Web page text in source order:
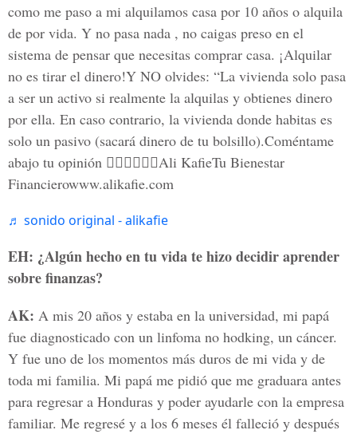
como me paso a mi alquilamos casa por 10 años o alquila
de por vida. Y no pasa nada , no caigas preso en el
sistema de pensar que necesitas comprar casa. ¡Alquilar
no es tirar el dinero!Y NO olvides: “La vivienda solo pasa
a ser un activo si realmente la alquilas y obtienes dinero
por ella. En caso contrario, la vivienda donde habitas es
solo un pasivo (sacará dinero de tu bolsillo).Coméntame
abajo tu opinión 👇🏻👇🏻👇🏻Ali KafieTu Bienestar
Financierowww.alikafie.com
♬ sonido original - alikafie
EH: ¿Algún hecho en tu vida te hizo decidir aprender
sobre finanzas?
AK: A mis 20 años y estaba en la universidad, mi papá
fue diagnosticado con un linfoma no hodking, un cáncer.
Y fue uno de los momentos más duros de mi vida y de
toda mi familia. Mi papá me pidió que me graduara antes
para regresar a Honduras y poder ayudarle con la empresa
familiar. Me regresé y a los 6 meses él falleció y después